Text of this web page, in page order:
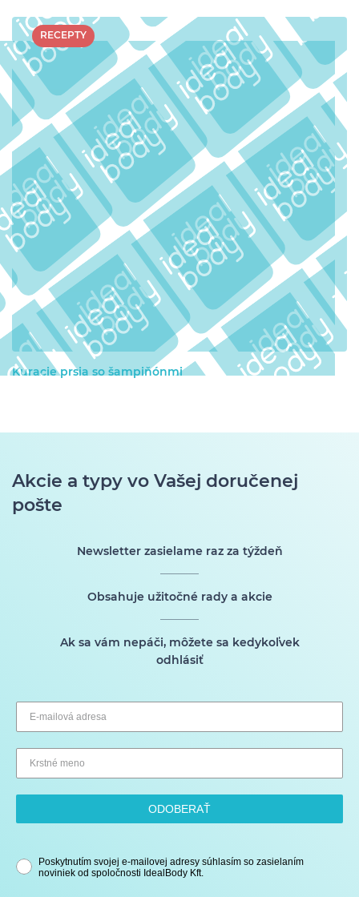
RECEPTY
Kuracie prsia so šampiňónmi
Akcie a typy vo Vašej doručenej
pošte
Newsletter zasielame raz za týždeň
Obsahuje užitočné rady a akcie
Ak sa vám nepáči, môžete sa kedykoľvek
odhlásiť
ODOBERAŤ
Poskytnutím svojej e-mailovej adresy súhlasím so zasielaním
noviniek od spoločnosti IdealBody Kft.